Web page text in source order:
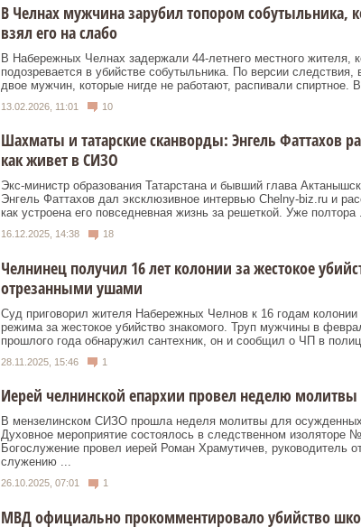
В Челнах мужчина зарубил топором собутыльника,
взял его на слабо
В Набережных Челнах задержали 44-летнего местного жителя,
подозревается в убийстве собутыльника. По версии следствия,
двое мужчин, которые нигде не работают, распивали спиртное.
13.02.2026, 11:01 10
Шахматы и татарские сканворды: Энгель Фаттахов
как живет в СИЗО
Экс‑министр образования Татарстана и бывший глава
Энгель Фаттахов дал эксклюзивное интервью Chelny‑biz.ru и
как устроена его повседневная жизнь за решеткой. Уже полтора
16.12.2025, 14:38 18
Челнинец получил 16 лет колонии за жестокое
отрезанными ушами
Суд приговорил жителя Набережных Челнов к 16 годам колонии
режима за жестокое убийство знакомого. Труп мужчины в
прошлого года обнаружил сантехник, он и сообщил о ЧП в
28.11.2025, 15:46 1
Иерей челнинской епархии провел неделю молитвы
В мензелинском СИЗО прошла неделя молитвы для
Духовное мероприятие состоялось в следственном изоляторе
Богослужение провел иерей Роман Храмутичев, руководитель
служению ...
26.10.2025, 07:01 1
МВД официально прокомментировало убийство